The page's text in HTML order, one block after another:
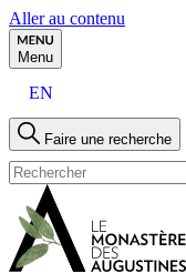
Aller au contenu
Menu
EN
Faire une recherche